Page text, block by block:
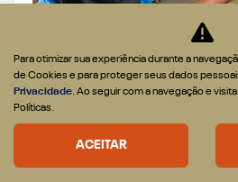
REVISÕES E
ESSA OFERTA ACABA
Para otimizar sua experiência durante a
de Cookies e para proteger seus dados
Privacidade. Ao seguir com a navegação e
Políticas.
ACEITAR